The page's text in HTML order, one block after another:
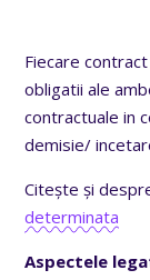
Fiecare
obligatii ale
contractuale in
demisie/
Citește și
determinata
Aspectele